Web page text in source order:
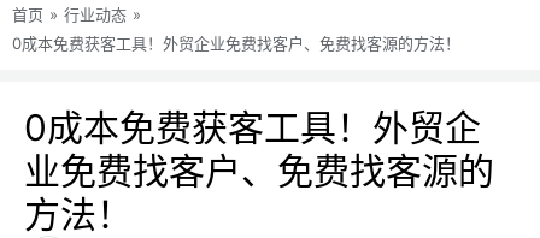
首页 » 行业动态 »
0成本免费获客工具！外贸企业免费找客户、免费找客源的方法！
0成本免费获客工具！外贸企
业免费找客户、免费找客源的
方法！